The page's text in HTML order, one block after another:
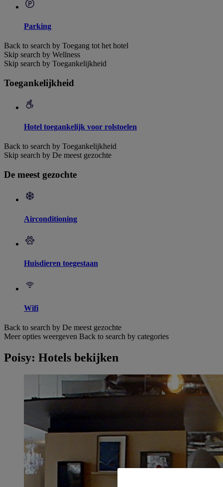
Parking
Back to search by Toegang tot het hotel
Skip search by Wellness
Skip search by Toegankelijkheid
Toegankelijkheid
Hotel toegankelijk voor rolstoelen
Back to search by Toegankelijkheid
Skip search by De meest gezochte
De meest gezochte
Airconditioning
Huisdieren toegestaan
Wifi
Back to search by De meest gezochte
Meer opties weergeven Back to search by categories
Poisy: Hotels bekijken